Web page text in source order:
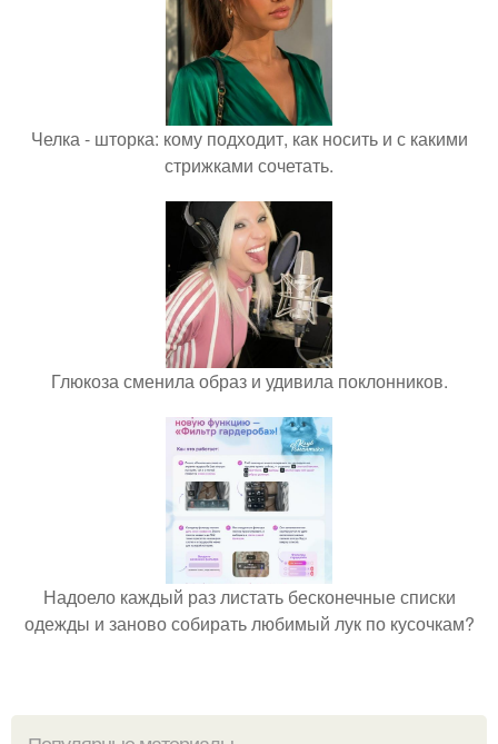
Челка - шторка: кому подходит, как носить и с какими
стрижками сочетать.
Глюкоза сменила образ и удивила поклонников.
Надоело каждый раз листать бесконечные списки
одежды и заново собирать любимый лук по кусочкам?